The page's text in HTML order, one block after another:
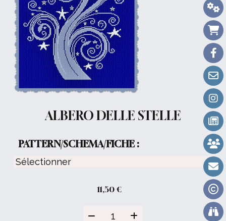
ALBERO DELLE STELLE
PATTERN/SCHEMA/FICHE :
11,50€